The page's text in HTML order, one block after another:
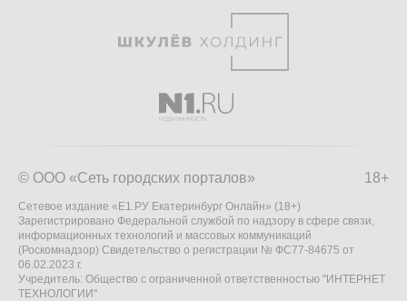
18+
© ООО «Сеть городских порталов»
Сетевое издание «Е1.РУ Екатеринбург Онлайн» (18+)
Зарегистрировано Федеральной службой по надзору в сфере связи,
информационных технологий и массовых коммуникаций
(Роскомнадзор) Свидетельство о регистрации № ФС77-84675 от
06.02.2023 г.
Учредитель: Общество с ограниченной ответственностью "ИНТЕРНЕТ
ТЕХНОЛОГИИ"